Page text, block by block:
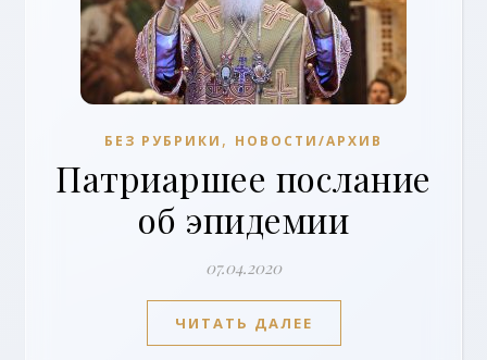
БЕЗ РУБРИКИ , НОВОСТИ/АРХИВ
Патриаршее послание
об эпидемии
07.04.2020
ЧИТАТЬ ДАЛЕЕ